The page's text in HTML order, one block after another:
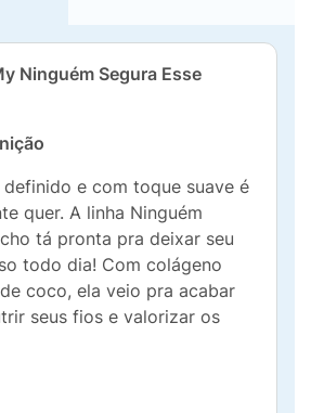
Ninguém Segura Esse
definido e com toque suave é
quer. A linha Ninguém
tá pronta pra deixar seu
todo dia! Com colágeno
coco, ela veio pra acabar
seus fios e valorizar os